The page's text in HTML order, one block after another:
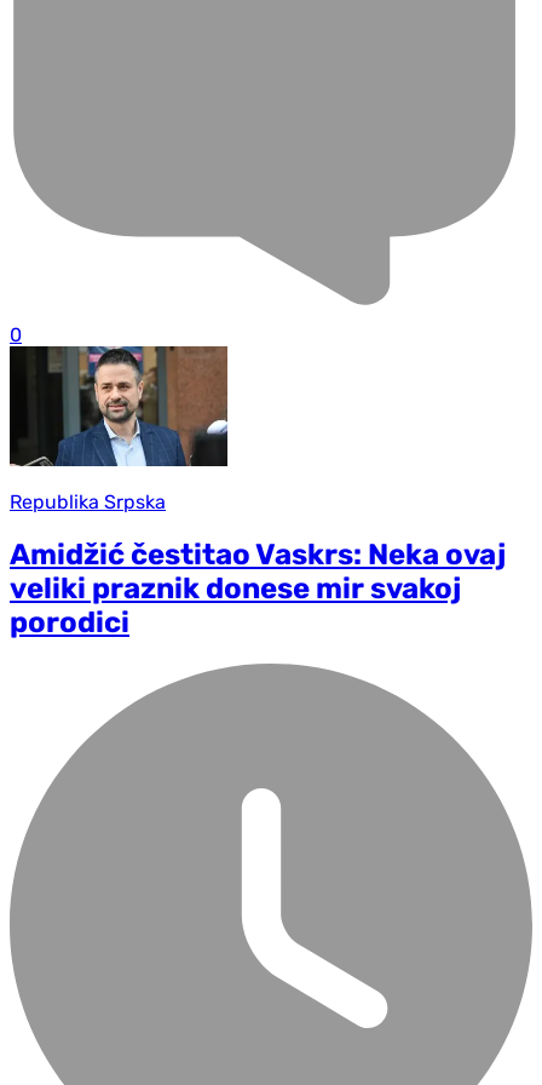
0
Republika Srpska
Amidžić čestitao Vaskrs: Neka ovaj
veliki praznik donese mir svakoj
porodici